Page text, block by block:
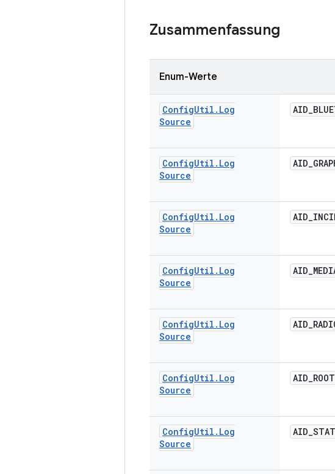
Zusammenfassung
Enum-Werte
ConfigUtil . Log
Source
AID_
ConfigUtil . Log
Source
AID_
ConfigUtil . Log
Source
AID_
ConfigUtil . Log
Source
AID_
ConfigUtil . Log
Source
AID_
ConfigUtil . Log
Source
AID_ROOT
ConfigUtil . Log
Source
AID_